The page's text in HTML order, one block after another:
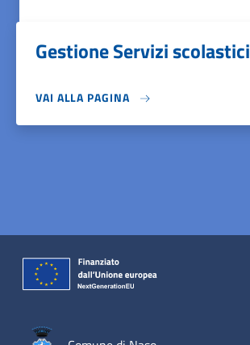
Gestione Servizi scolastici
VAI ALLA PAGINA